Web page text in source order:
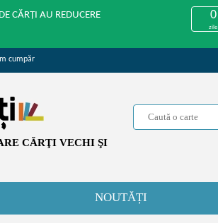
CĂRȚI AU REDUCERE
0
zile
cumpăr
CĂRŢI VECHI ŞI
NOUTĂȚI